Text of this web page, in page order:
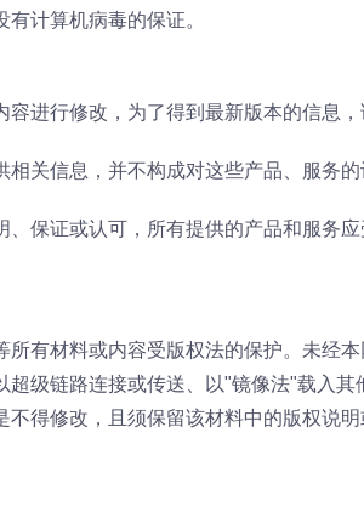
计算机病毒的保证。
进行修改，为了得到最新版本的信息，
关信息，并不构成对这些产品、服务的
保证或认可，所有提供的产品和服务应
有材料或内容受版权法的保护。未经
级链路连接或传送、以"镜像法"载入
得修改，且须保留该材料中的版权说明